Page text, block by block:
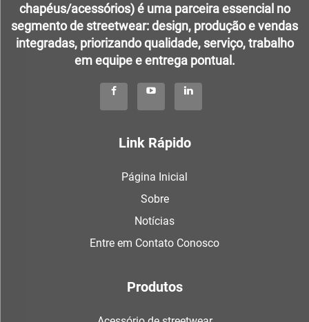
chapéus/acessórios) é uma parceira essencial no
segmento de streetwear: design, produção e vendas
integradas, priorizando qualidade, serviço, trabalho
em equipe e entrega pontual.
Link Rápido
Página Inicial
Sobre
Notícias
Entre em Contato Conosco
Produtos